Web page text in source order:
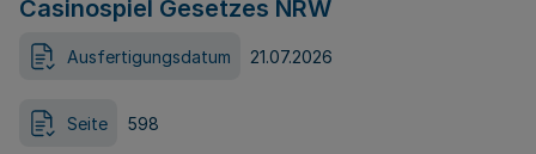
Casinospiel Gesetzes NRW
Ausfertigungsdatum 21.07.2026
Seite 598